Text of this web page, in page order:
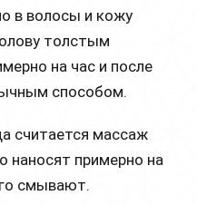
в волосы и кожу
толстым
на час и после
способом.
считается массаж
наносят примерно на
смывают.